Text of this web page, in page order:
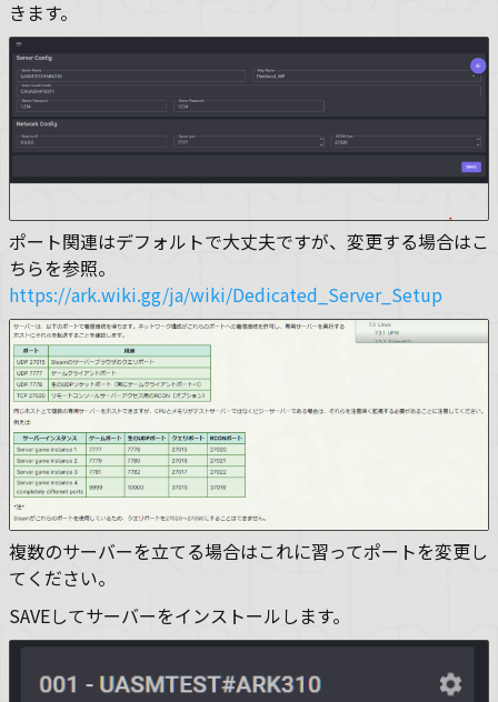
きます。
ポート関連はデフォルトで大丈夫ですが、変更する場合はこ
ちらを参照。
https://ark.wiki.gg/ja/wiki/Dedicated_Server_Setup
複数のサーバーを立てる場合はこれに習ってポートを変更し
てください。
SAVEしてサーバーをインストールします。